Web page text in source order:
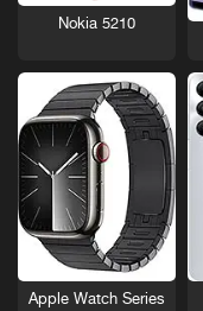
Nokia 5210
Apple Watch Series